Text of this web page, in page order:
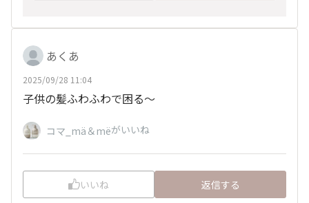
あくあ
2025/09/28 11:04
子供の髪ふわふわで困る〜
コマ_mä＆mëがいいね
いいね 返信する